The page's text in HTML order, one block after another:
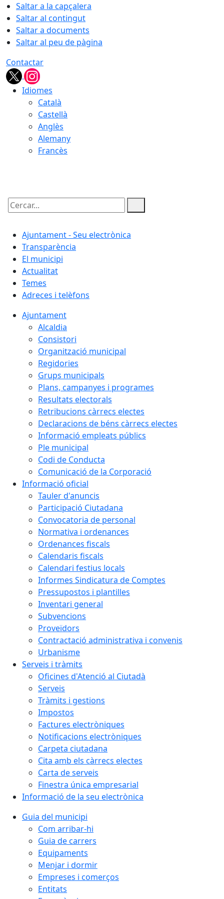
Saltar a la capçalera
Saltar al contingut
Saltar a documents
Saltar al peu de pàgina
Contactar
Idiomes
Català
Castellà
Anglès
Alemany
Francès
Cercar:
Ajuntament - Seu electrònica
Transparència
El municipi
Actualitat
Temes
Adreces i telèfons
Ajuntament
Alcaldia
Consistori
Organització municipal
Regidories
Grups municipals
Plans, campanyes i programes
Resultats electorals
Retribucions càrrecs electes
Declaracions de béns càrrecs electes
Informació empleats públics
Ple municipal
Codi de Conducta
Comunicació de la Corporació
Informació oficial
Tauler d'anuncis
Participació Ciutadana
Convocatoria de personal
Normativa i ordenances
Ordenances fiscals
Calendaris fiscals
Calendari festius locals
Informes Sindicatura de Comptes
Pressupostos i plantilles
Inventari general
Subvencions
Proveïdors
Contractació administrativa i convenis
Urbanisme
Serveis i tràmits
Oficines d'Atenció al Ciutadà
Serveis
Tràmits i gestions
Impostos
Factures electròniques
Notificacions electròniques
Carpeta ciutadana
Cita amb els càrrecs electes
Carta de serveis
Finestra única empresarial
Informació de la seu electrònica
Guia del municipi
Com arribar-hi
Guia de carrers
Equipaments
Menjar i dormir
Empreses i comerços
Entitats